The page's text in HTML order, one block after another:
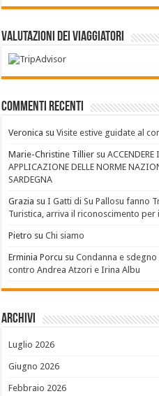
Valutazioni dei Viaggiatori
Commenti recenti
Veronica suVisite estive guidate al
Marie-Christine Tillier su
APPLICAZIONE DELLE NORME
SARDEGNA
Grazia suI Gatti di Su Pallosu fanno
Turistica, arriva il riconoscimento per
Pietro suChi siamo
Erminia Porcu suCondanna e
contro Andrea Atzori e Irina Albu
Archivi
Luglio 2026
Giugno 2026
Febbraio 2026